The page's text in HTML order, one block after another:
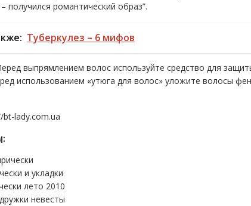
получился романтический образ”.
Туберкулез – 6 мифов
выпрямлением волос используйте средство для
использованием «утюга для волос» уложите волосы
lady.com.ua
и укладки
лето 2010
невесты